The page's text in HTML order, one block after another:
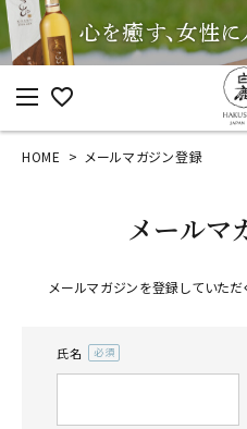
favorite_border
ログイン 新規会
すべての商品
HOME メールマガジン登録
メールマ
メールマガジンを登録していただ
氏名
(必